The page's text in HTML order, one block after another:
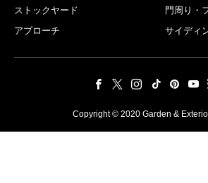
ストックヤード
門周り・
アプローチ
サイディ
Copyright © 2020 Garden &